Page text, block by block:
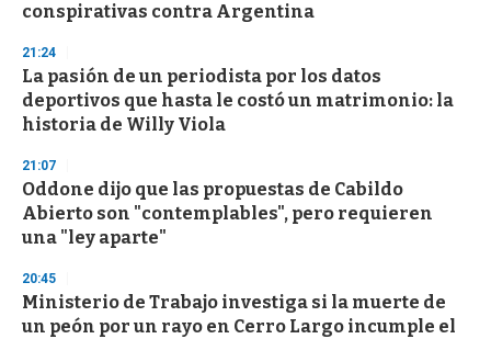
conspirativas contra Argentina
21:24
La pasión de un periodista por los datos
deportivos que hasta le costó un matrimonio: la
historia de Willy Viola
21:07
Oddone dijo que las propuestas de Cabildo
Abierto son "contemplables", pero requieren
una "ley aparte"
20:45
Ministerio de Trabajo investiga si la muerte de
un peón por un rayo en Cerro Largo incumple el